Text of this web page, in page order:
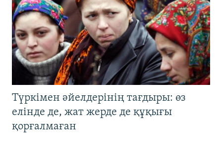
Түркімен әйелдерінің тағдыры: өз
елінде де, жат жерде де құқығы
қорғалмаған